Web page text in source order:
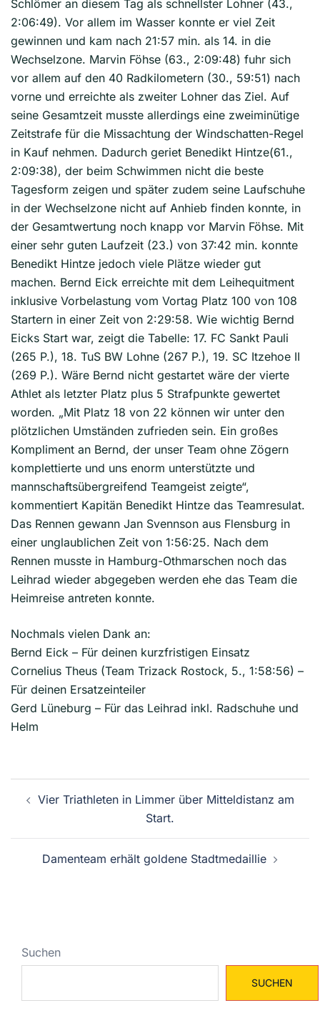
Schlömer an diesem Tag als schnellster Lohner (43.,
2:06:49). Vor allem im Wasser konnte er viel Zeit
gewinnen und kam nach 21:57 min. als 14. in die
Wechselzone. Marvin Föhse (63., 2:09:48) fuhr sich
vor allem auf den 40 Radkilometern (30., 59:51) nach
vorne und erreichte als zweiter Lohner das Ziel. Auf
seine Gesamtzeit musste allerdings eine zweiminütige
Zeitstrafe für die Missachtung der Windschatten-Regel
in Kauf nehmen. Dadurch geriet Benedikt Hintze(61.,
2:09:38), der beim Schwimmen nicht die beste
Tagesform zeigen und später zudem seine Laufschuhe
in der Wechselzone nicht auf Anhieb finden konnte, in
der Gesamtwertung noch knapp vor Marvin Föhse. Mit
einer sehr guten Laufzeit (23.) von 37:42 min. konnte
Benedikt Hintze jedoch viele Plätze wieder gut
machen. Bernd Eick erreichte mit dem Leihequitment
inklusive Vorbelastung vom Vortag Platz 100 von 108
Startern in einer Zeit von 2:29:58. Wie wichtig Bernd
Eicks Start war, zeigt die Tabelle: 17. FC Sankt Pauli
(265 P.), 18. TuS BW Lohne (267 P.), 19. SC Itzehoe II
(269 P.). Wäre Bernd nicht gestartet wäre der vierte
Athlet als letzter Platz plus 5 Strafpunkte gewertet
worden. „Mit Platz 18 von 22 können wir unter den
plötzlichen Umständen zufrieden sein. Ein großes
Kompliment an Bernd, der unser Team ohne Zögern
komplettierte und uns enorm unterstützte und
mannschaftsübergreifend Teamgeist zeigte“,
kommentiert Kapitän Benedikt Hintze das Teamresulat.
Das Rennen gewann Jan Svennson aus Flensburg in
einer unglaublichen Zeit von 1:56:25. Nach dem
Rennen musste in Hamburg-Othmarschen noch das
Leihrad wieder abgegeben werden ehe das Team die
Heimreise antreten konnte.
Nochmals vielen Dank an:
Bernd Eick – Für deinen kurzfristigen Einsatz
Cornelius Theus (Team Trizack Rostock, 5., 1:58:56) –
Für deinen Ersatzeinteiler
Gerd Lüneburg – Für das Leihrad inkl. Radschuhe und
Helm
Beitragsnavigation
Vier Triathleten in Limmer über Mitteldistanz am
Start.
Damenteam erhält goldene Stadtmedaillie
Suchen
SUCHEN